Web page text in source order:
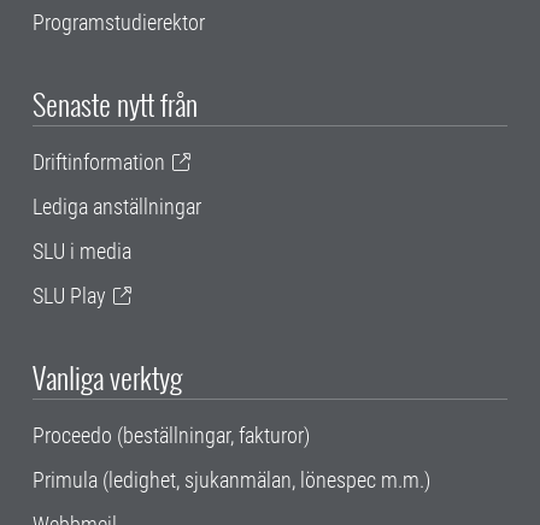
Programstudierektor
Senaste nytt från
Driftinformation
Lediga anställningar
SLU i media
SLU Play
Vanliga verktyg
Proceedo (beställningar, fakturor)
Primula (ledighet, sjukanmälan, lönespec m.m.)